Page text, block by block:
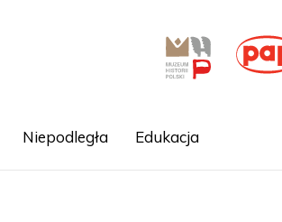
Niepodległa Edukacja